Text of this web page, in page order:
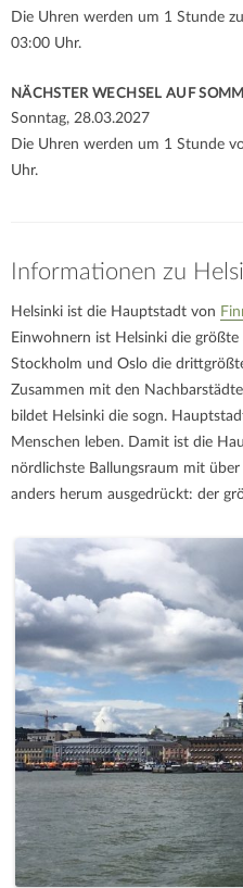
Die Uhren werden um 1 Stunde
03:00 Uhr.
NÄCHSTER WECHSEL AUF
Sonntag, 28.03.2027
Die Uhren werden um 1 Stunde
Uhr.
Informationen zu
Helsinki ist die Hauptstadt von
Einwohnern ist Helsinki die
Stockholm und Oslo die
Zusammen mit den
bildet Helsinki die sogn.
Menschen leben. Damit ist die
nördlichste Ballungsraum mit
anders herum ausgedrückt: der